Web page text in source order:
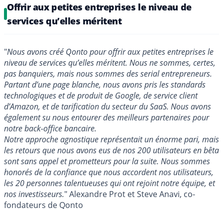
Offrir aux petites entreprises le niveau de
services qu’elles méritent
"Nous avons créé Qonto pour offrir aux petites entreprises le
niveau de services qu’elles méritent. Nous ne sommes, certes,
pas banquiers, mais nous sommes des serial entrepreneurs.
Partant d’une page blanche, nous avons pris les standards
technologiques et de produit de Google, de service client
d’Amazon, et de tarification du secteur du SaaS. Nous avons
également su nous entourer des meilleurs partenaires pour
notre back-office bancaire.
Notre approche agnostique représentait un énorme pari, mais
les retours que nous avons eus de nos 200 utilisateurs en bêta
sont sans appel et prometteurs pour la suite. Nous sommes
honorés de la confiance que nous accordent nos utilisateurs,
les 20 personnes talentueuses qui ont rejoint notre équipe, et
nos investisseurs." Alexandre Prot et Steve Anavi, co-
fondateurs de Qonto